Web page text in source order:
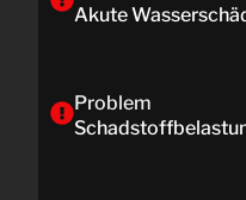
Akute
Problem